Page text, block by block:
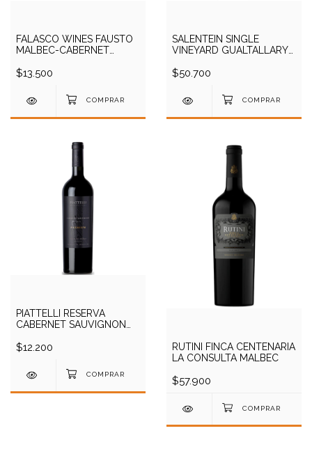
FALASCO WINES FAUSTO
MALBEC-CABERNET
$13.500
SALENTEIN SINGLE
VINEYARD GUALTALLARY
$50.700
PIATTELLI RESERVA
CABERNET SAUVIGNON
$12.200
RUTINI FINCA CENTENARIA
LA CONSULTA MALBEC
$57.900